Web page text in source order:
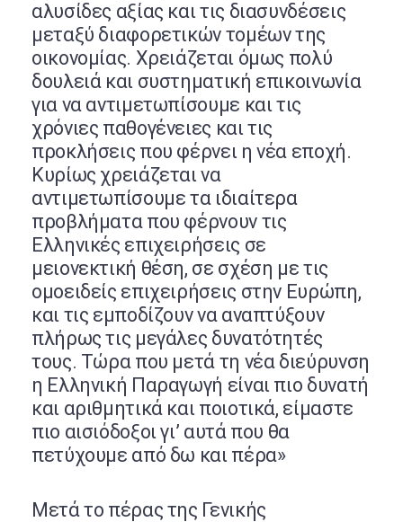
αλυσίδες αξίας και τις διασυνδέσεις
μεταξύ διαφορετικών τομέων της
οικονομίας. Χρειάζεται όμως πολύ
δουλειά και συστηματική επικοινωνία
για να αντιμετωπίσουμε και τις
χρόνιες παθογένειες και τις
προκλήσεις που φέρνει η νέα εποχή.
Κυρίως χρειάζεται να
αντιμετωπίσουμε τα ιδιαίτερα
προβλήματα που φέρνουν τις
Ελληνικές επιχειρήσεις σε
μειονεκτική θέση, σε σχέση με τις
ομοειδείς επιχειρήσεις στην Ευρώπη,
και τις εμποδίζουν να αναπτύξουν
πλήρως τις μεγάλες δυνατότητές
τους. Τώρα που μετά τη νέα διεύρυνση
η Ελληνική Παραγωγή είναι πιο δυνατή
και αριθμητικά και ποιοτικά, είμαστε
πιο αισιόδοξοι γι’ αυτά που θα
πετύχουμε από δω και πέρα»
Μετά το πέρας της Γενικής